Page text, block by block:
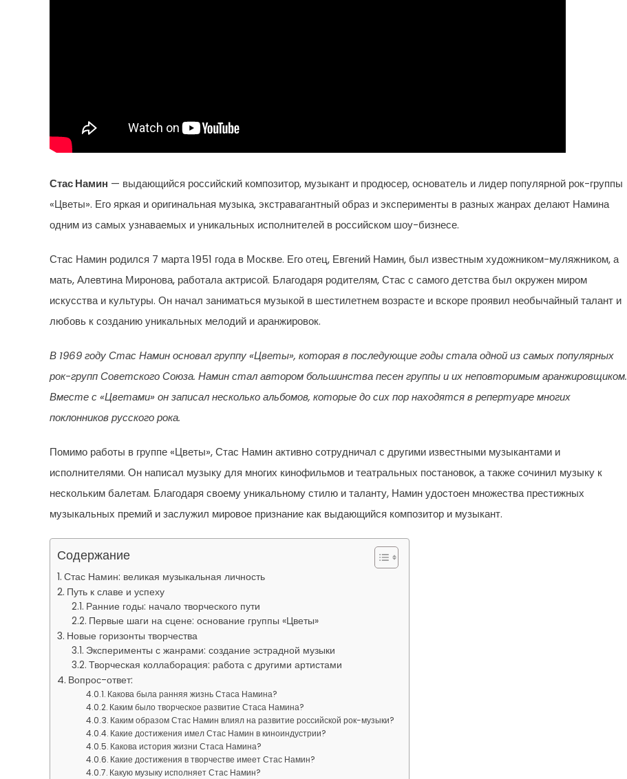
Стас Намин — выдающийся российский композитор, музыкант и продюсер, основатель и лидер популярной рок-группы
«Цветы». Его яркая и оригинальная музыка, экстравагантный образ и эксперименты в разных жанрах делают Намина
одним из самых узнаваемых и уникальных исполнителей в российском шоу-бизнесе.
Стас Намин родился 7 марта 1951 года в Москве. Его отец, Евгений Намин, был известным художником-муляжником, а
мать, Алевтина Миронова, работала актрисой. Благодаря родителям, Стас с самого детства был окружен миром
искусства и культуры. Он начал заниматься музыкой в шестилетнем возрасте и вскоре проявил необычайный талант и
любовь к созданию уникальных мелодий и аранжировок.
В 1969 году Стас Намин основал группу «Цветы», которая в последующие годы стала одной из самых популярных
рок-групп Советского Союза. Намин стал автором большинства песен группы и их неповторимым аранжировщиком.
Вместе с «Цветами» он записал несколько альбомов, которые до сих пор находятся в репертуаре многих
поклонников русского рока.
Помимо работы в группе «Цветы», Стас Намин активно сотрудничал с другими известными музыкантами и
исполнителями. Он написал музыку для многих кинофильмов и театральных постановок, а также сочинил музыку к
нескольким балетам. Благодаря своему уникальному стилю и таланту, Намин удостоен множества престижных
музыкальных премий и заслужил мировое признание как выдающийся композитор и музыкант.
Содержание
Стас Намин: великая музыкальная личность
Путь к славе и успеху
Ранние годы: начало творческого пути
Первые шаги на сцене: основание группы «Цветы»
Новые горизонты творчества
Эксперименты с жанрами: создание эстрадной музыки
Творческая коллаборация: работа с другими артистами
Вопрос-ответ:
Какова была ранняя жизнь Стаса Намина?
Каким было творческое развитие Стаса Намина?
Каким образом Стас Намин влиял на развитие российской рок-музыки?
Какие достижения имел Стас Намин в киноиндустрии?
Какова история жизни Стаса Намина?
Какие достижения в творчестве имеет Стас Намин?
Какую музыку исполняет Стас Намин?